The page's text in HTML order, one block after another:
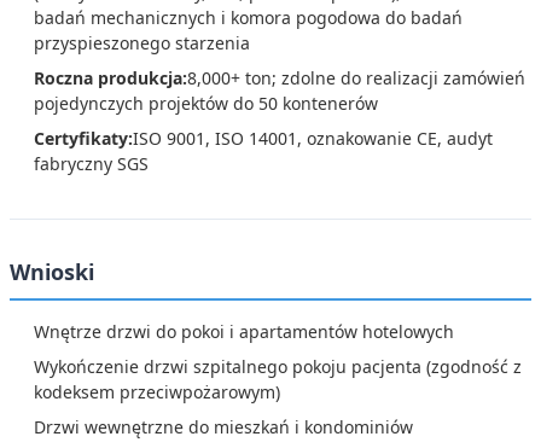
badań mechanicznych i komora pogodowa do badań
przyspieszonego starzenia
Roczna produkcja:8,000+ ton; zdolne do realizacji zamówień
pojedynczych projektów do 50 kontenerów
Certyfikaty:ISO 9001, ISO 14001, oznakowanie CE, audyt
fabryczny SGS
Wnioski
Wnętrze drzwi do pokoi i apartamentów hotelowych
Wykończenie drzwi szpitalnego pokoju pacjenta (zgodność z
kodeksem przeciwpożarowym)
Drzwi wewnętrzne do mieszkań i kondominiów